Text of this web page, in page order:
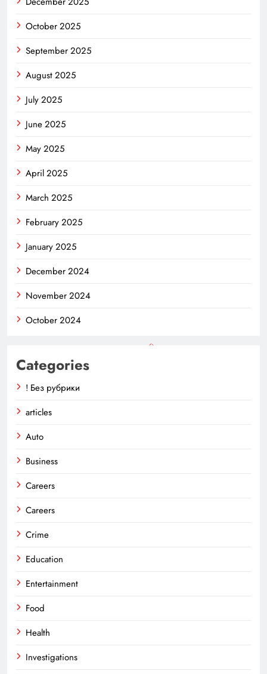
October 2025
September 2025
August 2025
July 2025
June 2025
May 2025
April 2025
March 2025
February 2025
January 2025
December 2024
November 2024
October 2024
Categories
! Без рубрики
articles
Auto
Business
Careers
Careers
Crime
Education
Entertainment
Food
Health
Investigations